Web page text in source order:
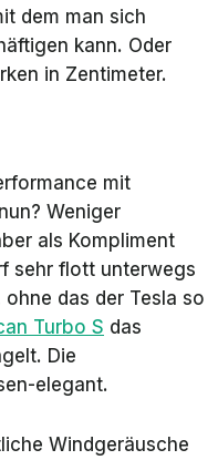
dem man sich
kann. Oder
in Zentimeter.
mit
Weniger
als Kompliment
sehr flott unterwegs
das der Tesla so
Turbo S das
Die
elegant.
Windgeräusche